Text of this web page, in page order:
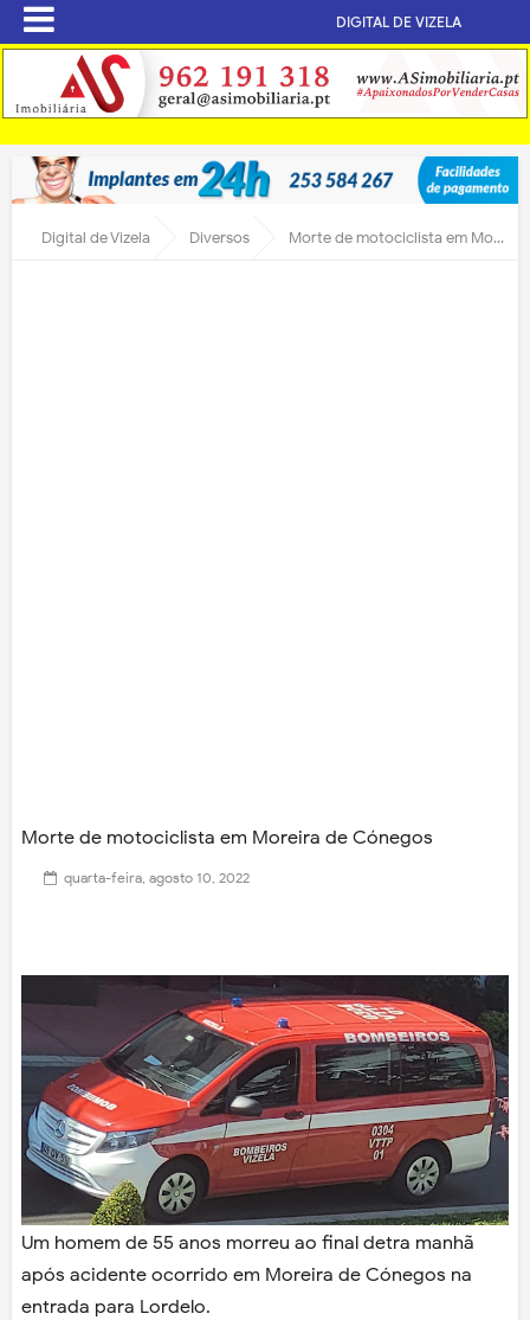
DIGITAL DE VIZELA
Digital de Vizela Diversos Morte de motociclista em Moreira de Cónegos
Morte de motociclista em Moreira de Cónegos
quarta-feira, agosto 10, 2022
Um homem de 55 anos morreu ao final detra manhã
após acidente ocorrido em Moreira de Cónegos na
entrada para Lordelo.